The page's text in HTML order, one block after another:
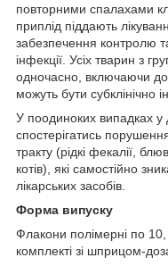
повторними спалахами
приплід піддають
забезпечення контролю
інфекції. Усіх тварин з
одночасно, включаючи
можуть бути субклінічно
У поодиноких випадках у
спостерігатись
тракту (рідкі фекалії,
котів), які самостійно
лікарських засобів.
Форма випуску
Флакони полімерні по
комплекті зі шприцом-